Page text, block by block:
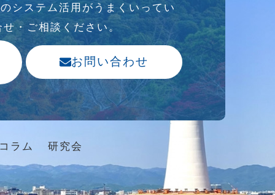
システム活⽤がうまくいってい
・ご相談ください。
お問い合わせ
ラム 研究会